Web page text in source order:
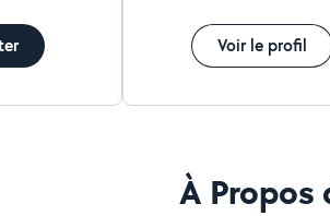
Voir le profil
À Propos